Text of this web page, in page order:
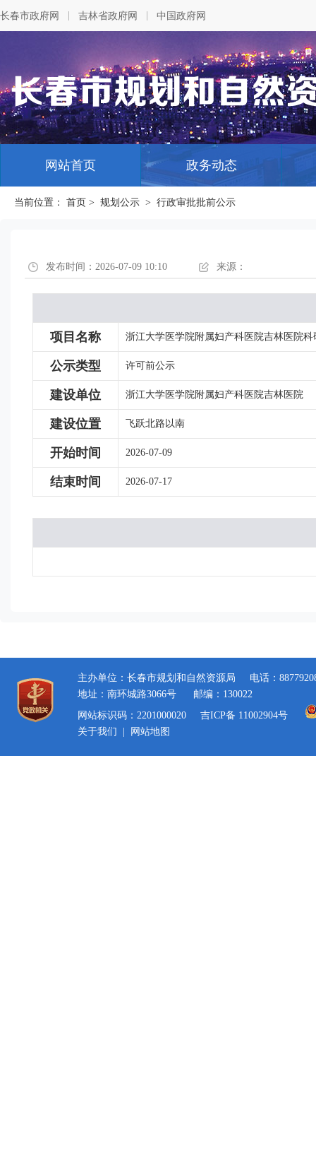
长春市政府网 吉林省政府网 中国政府网
网站首页 政务动态
当前位置： 首页 > 规划公示 > 行政审批批前公示
发布时间：2026-07-09 10:10 来源：
项目名称 浙江大学医学院附属妇产科医院吉林医院
公示类型 许可前公示
建设单位 浙江大学医学院附属妇产科医院吉林医院
建设位置 飞跃北路以南
开始时间 2026-07-09
结束时间 2026-07-17
主办单位：长春市规划和自然资源局
电话：
地址：南环城路3066号
邮编：130022
网站标识码：2201000020
吉ICP备 11002904号
关于我们
网站地图